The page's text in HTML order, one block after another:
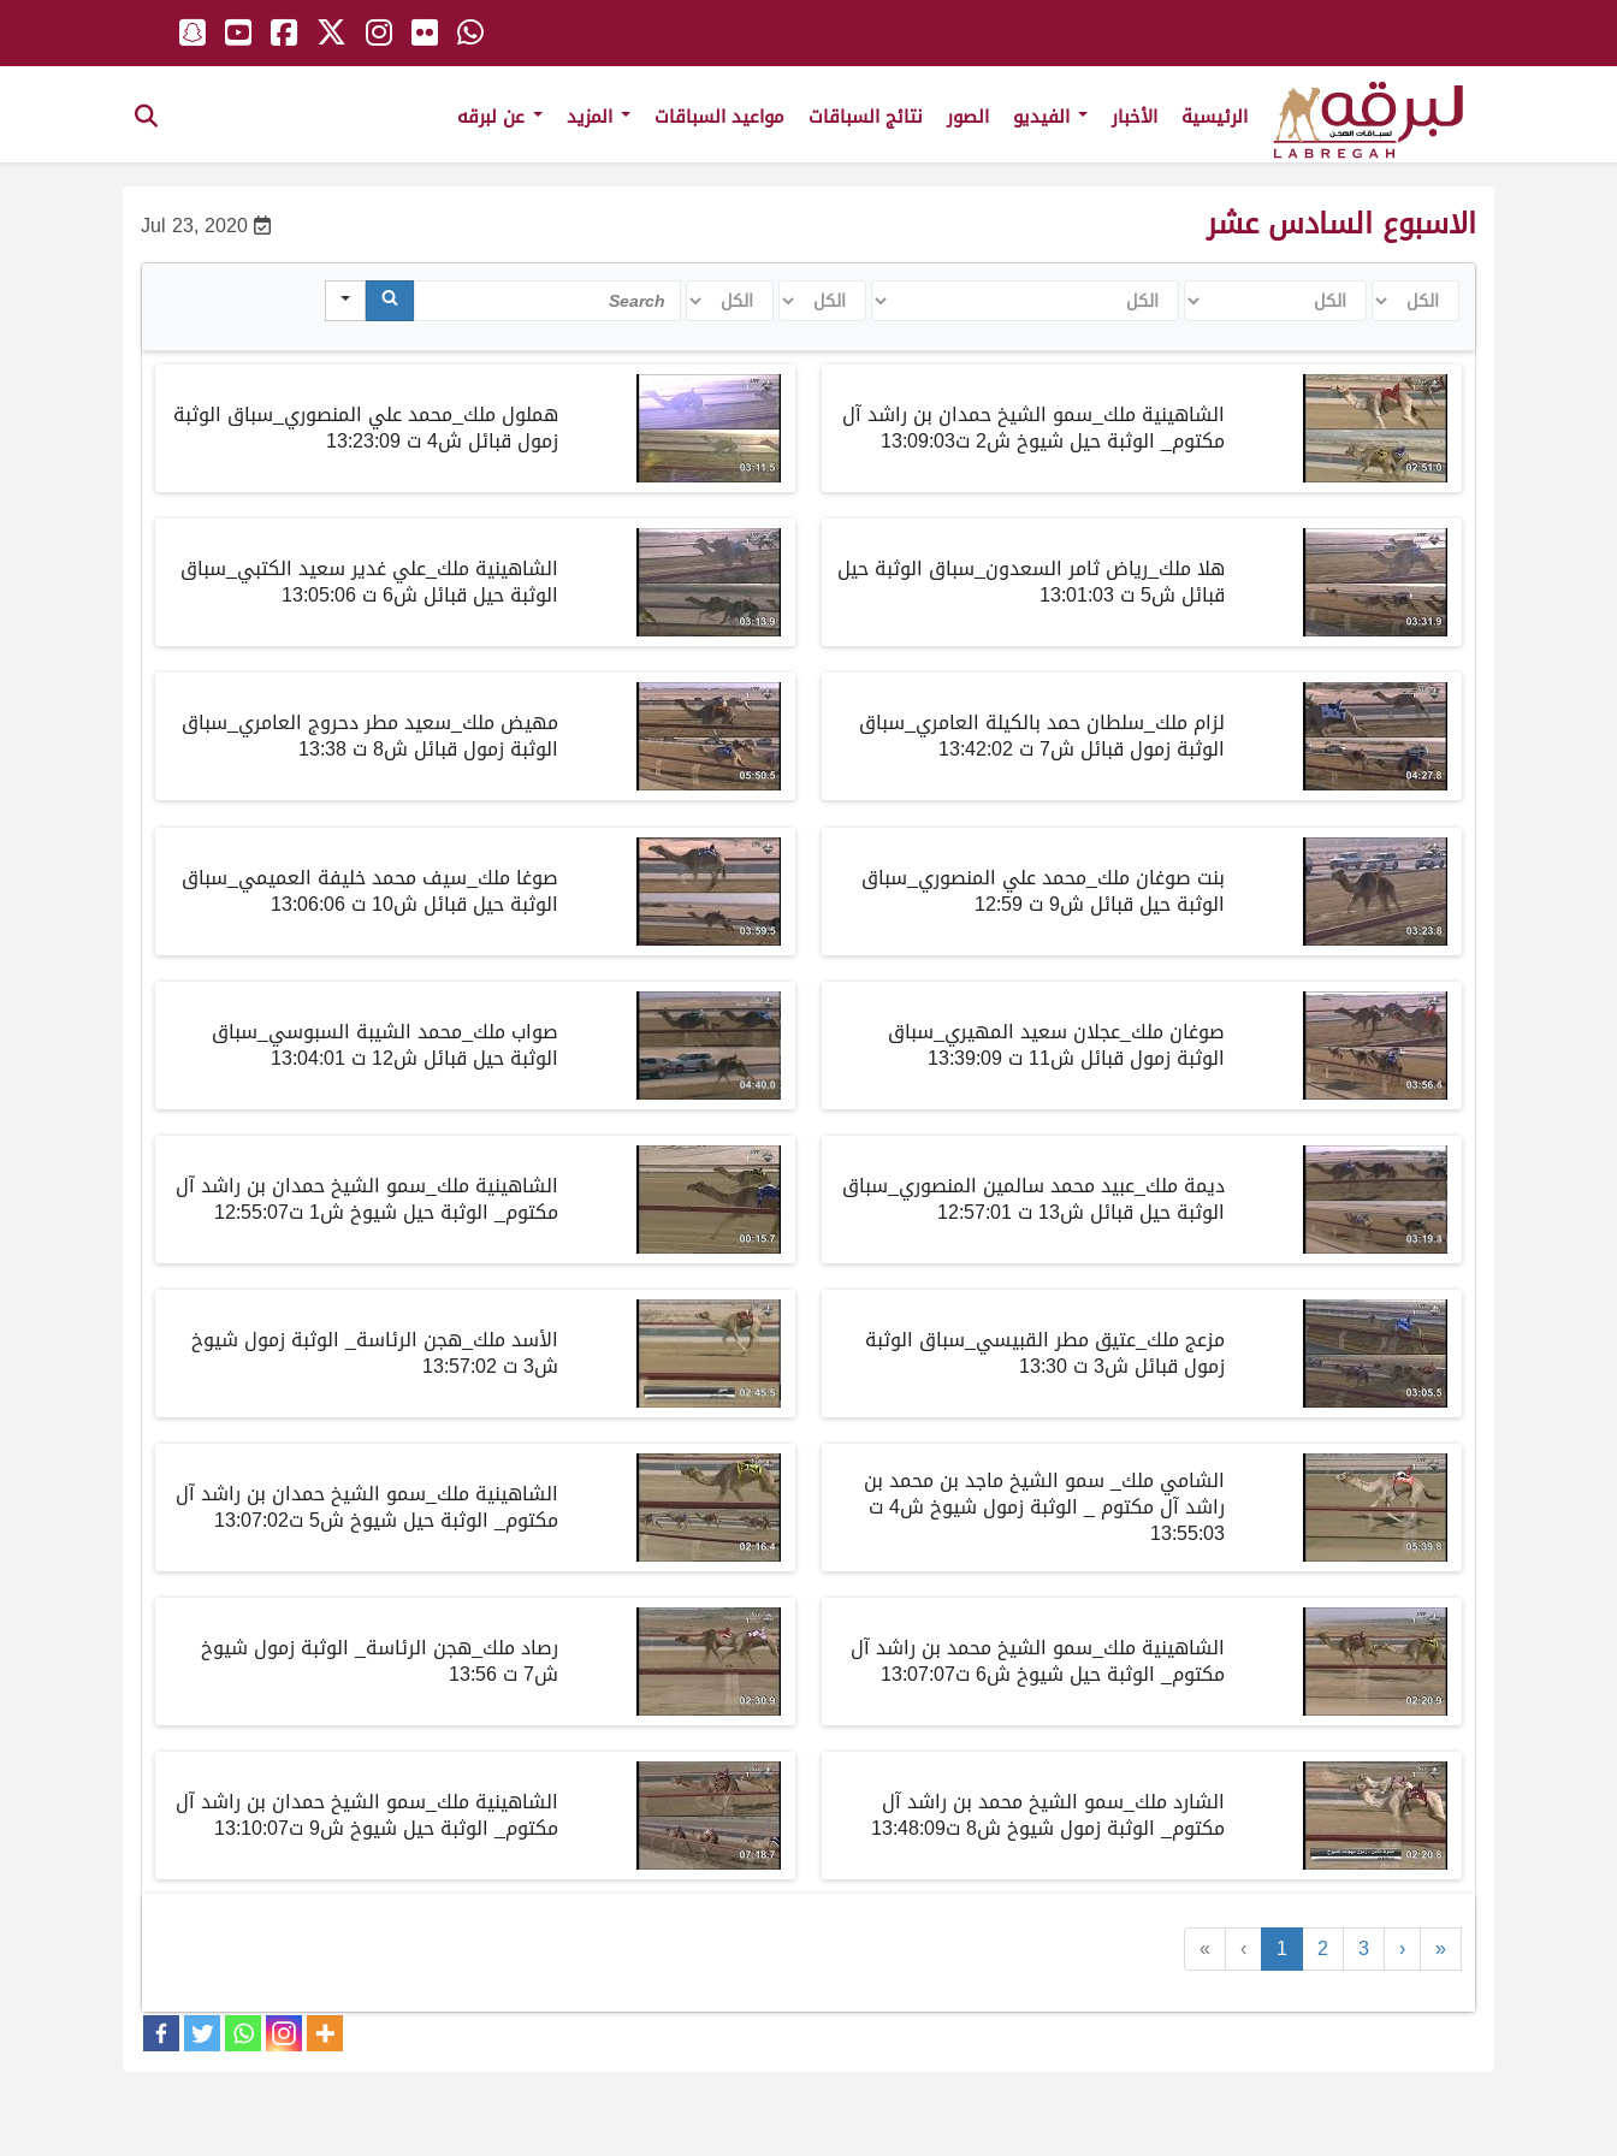
الرئيسية الأخبار الصور نتائج السباقات مواعيد السباقات
Jul 23, 2020 الاسبوع السادس عشر
الكل الكل الكل الكل الكل Search
« ‹ 1 2 3 › »
الشاهينية ملك_سمو الشيخ حمدان بن راشد آل
مكتوم_ الوثبة حيل شيوخ ش2 ت13:09:03
هملول ملك_محمد علي المنصوري_سباق الوثبة
زمول قبائل ش4 ت 13:23:09
هلا ملك_رياض ثامر السعدون_سباق الوثبة حيل
قبائل ش5 ت 13:01:03
الشاهينية ملك_علي غدير سعيد الكتبي_سباق
الوثبة حيل قبائل ش6 ت 13:05:06
لزام ملك_سلطان حمد بالكيلة العامري_سباق
الوثبة زمول قبائل ش7 ت 13:42:02
مهيض ملك_سعيد مطر دحروج العامري_سباق
الوثبة زمول قبائل ش8 ت 13:38
بنت صوغان ملك_محمد علي المنصوري_سباق
الوثبة حيل قبائل ش9 ت 12:59
صوغا ملك_سيف محمد خليفة العميمي_سباق
الوثبة حيل قبائل ش10 ت 13:06:06
صوغان ملك_عجلان سعيد المهيري_سباق
الوثبة زمول قبائل ش11 ت 13:39:09
صواب ملك_محمد الشيبة السبوسي_سباق
الوثبة حيل قبائل ش12 ت 13:04:01
ديمة ملك_عبيد محمد سالمين المنصوري_سباق
الوثبة حيل قبائل ش13 ت 12:57:01
الشاهينية ملك_سمو الشيخ حمدان بن راشد آل
مكتوم_ الوثبة حيل شيوخ ش1 ت12:55:07
مزعج ملك_عتيق مطر القبيسي_سباق الوثبة
زمول قبائل ش3 ت 13:30
الأسد ملك_هجن الرئاسة_ الوثبة زمول شيوخ
ش3 ت 13:57:02
الشامي ملك_ سمو الشيخ ماجد بن محمد بن
راشد آل مكتوم _ الوثبة زمول شيوخ ش4 ت
13:55:03
الشاهينية ملك_سمو الشيخ حمدان بن راشد آل
مكتوم_ الوثبة حيل شيوخ ش5 ت13:07:02
الشاهينية ملك_سمو الشيخ محمد بن راشد آل
مكتوم_ الوثبة حيل شيوخ ش6 ت13:07:07
رصاد ملك_هجن الرئاسة_ الوثبة زمول شيوخ
ش7 ت 13:56
الشارد ملك_سمو الشيخ محمد بن راشد آل
مكتوم_ الوثبة زمول شيوخ ش8 ت13:48:09
الشاهينية ملك_سمو الشيخ حمدان بن راشد آل
مكتوم_ الوثبة حيل شيوخ ش9 ت13:10:07